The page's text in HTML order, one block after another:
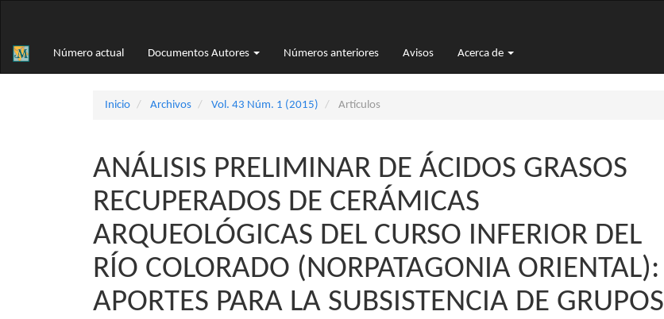
principal
Barra
Número actual Documentos Autores Números anteriores Avisos Acerca de
Inicio Archivos Vol. 43 Núm. 1 (2015) Artículos
ANÁLISIS PRELIMINAR DE ÁCIDOS GRASOS
RECUPERADOS DE CERÁMICAS
ARQUEOLÓGICAS DEL CURSO INFERIOR DEL
RÍO COLORADO (NORPATAGONIA ORIENTAL):
APORTES PARA LA SUBSISTENCIA DE GRUPOS